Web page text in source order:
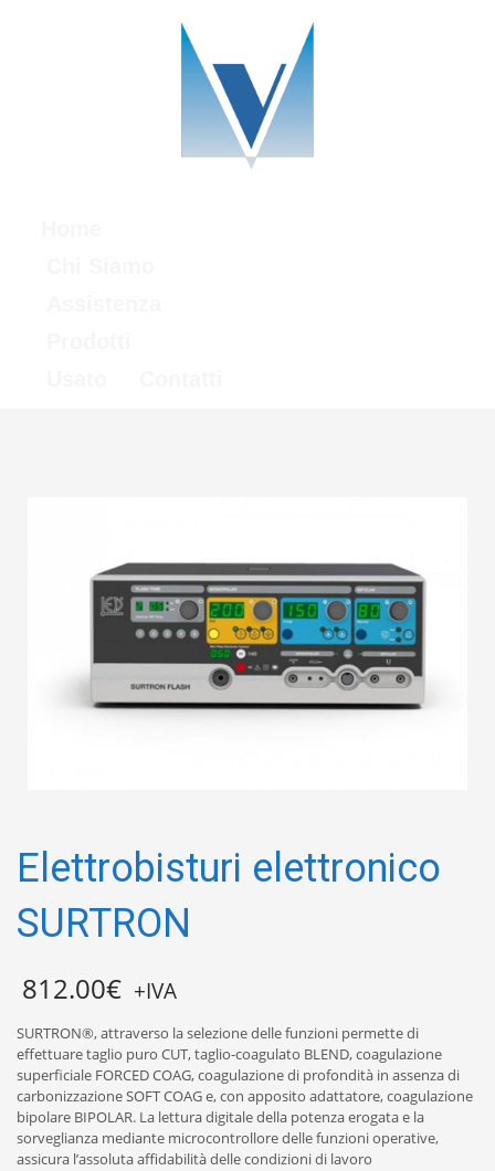
Elettrobisturi elettronico
SURTRON
812.00€ +IVA
SURTRON®, attraverso la selezione delle funzioni permette di
effettuare taglio puro CUT, taglio-coagulato BLEND, coagulazione
superficiale FORCED COAG, coagulazione di profondità in assenza di
carbonizzazione SOFT COAG e, con apposito adattatore, coagulazione
bipolare BIPOLAR. La lettura digitale della potenza erogata e la
sorveglianza mediante microcontrollore delle funzioni operative,
assicura l’assoluta affidabilità delle condizioni di lavoro